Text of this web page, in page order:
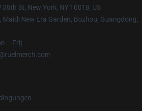
38th St, New York, NY 10018, US
Maidi New Era Garden, Bozhou, Guangdong,
– Fri)